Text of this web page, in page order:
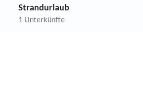
Strandurlaub
1 Unterkünfte